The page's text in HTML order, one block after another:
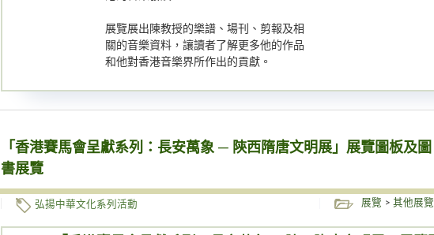
展覽展出陳教授的樂譜、場刊、剪報及相
關的音樂資料，讓讀者了解更多他的作品
和他對香港音樂界所作出的貢獻。
「香港賽馬會呈獻系列：長安萬象 ─ 陝西隋唐文明展」展覽圖板及圖
書展覽
弘揚中華文化系列活動 展覽 > 其他展覽